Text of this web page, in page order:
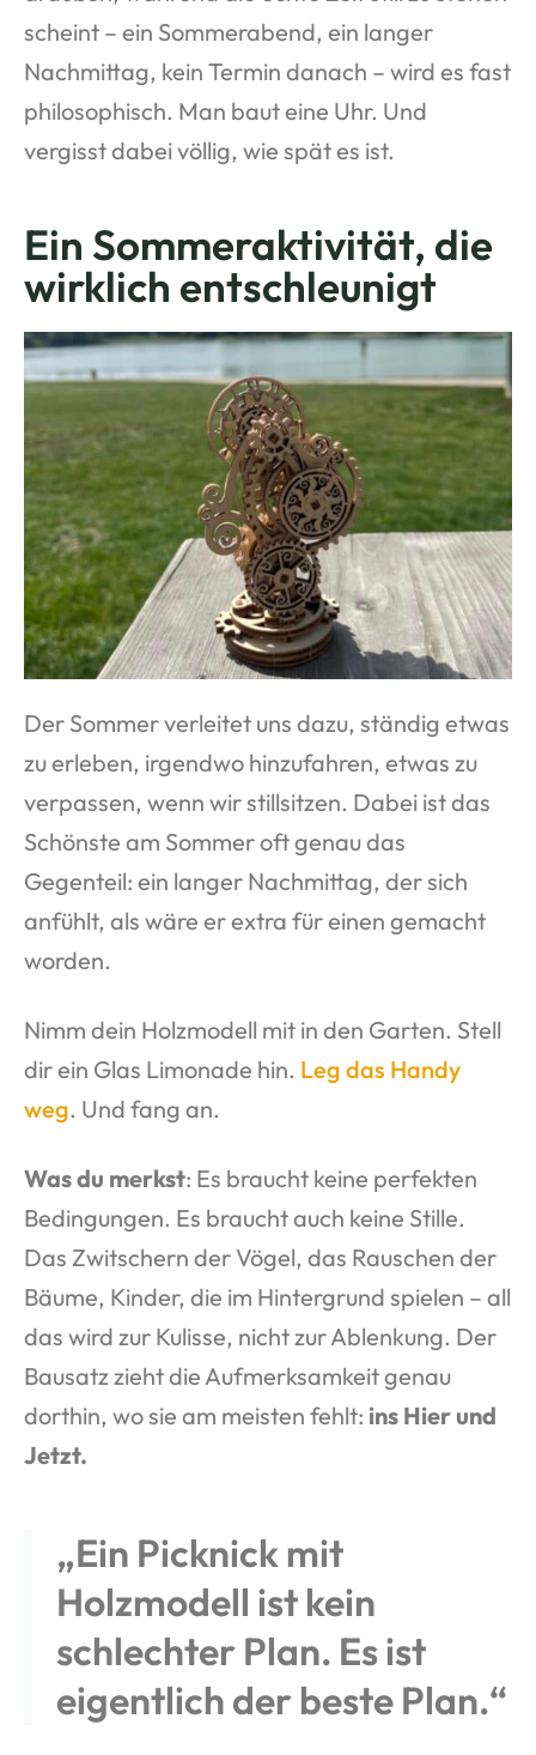
scheint – ein Sommerabend, ein langer
Nachmittag, kein Termin danach – wird es fast
philosophisch. Man baut eine Uhr. Und
vergisst dabei völlig, wie spät es ist.
Ein Sommeraktivität, die
wirklich entschleunigt
Der Sommer verleitet uns dazu, ständig etwas
zu erleben, irgendwo hinzufahren, etwas zu
verpassen, wenn wir stillsitzen. Dabei ist das
Schönste am Sommer oft genau das
Gegenteil: ein langer Nachmittag, der sich
anfühlt, als wäre er extra für einen gemacht
worden.
Nimm dein Holzmodell mit in den Garten. Stell
dir ein Glas Limonade hin. Leg das Handy
weg. Und fang an.
Was du merkst: Es braucht keine perfekten
Bedingungen. Es braucht auch keine Stille.
Das Zwitschern der Vögel, das Rauschen der
Bäume, Kinder, die im Hintergrund spielen – all
das wird zur Kulisse, nicht zur Ablenkung. Der
Bausatz zieht die Aufmerksamkeit genau
dorthin, wo sie am meisten fehlt: ins Hier und
Jetzt.
„Ein Picknick mit
Holzmodell ist kein
schlechter Plan. Es ist
eigentlich der beste Plan.“